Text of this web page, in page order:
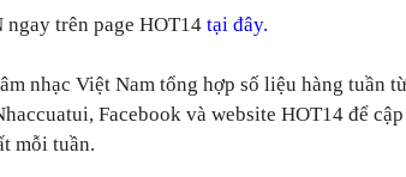
trên page HOT14 tại đây.
nhạc Việt Nam tổng hợp số liệu hàng tuần từ
Facebook và website HOT14 để cập
mỗi tuần.